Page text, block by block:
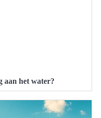
aan het water?